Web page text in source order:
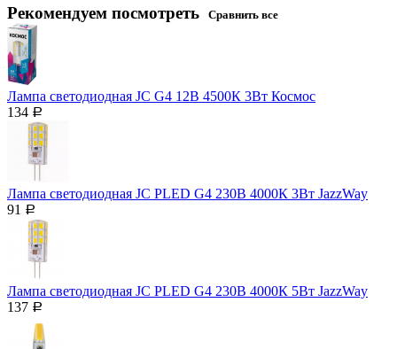
Рекомендуем посмотреть Сравнить все
Лампа светодиодная JC G4 12В 4500К 3Вт Космос
134 Р
Лампа светодиодная JC PLED G4 230В 4000К 3Вт JazzWay
91
Р
Лампа светодиодная JC PLED G4 230В 4000К 5Вт JazzWay
137 Р